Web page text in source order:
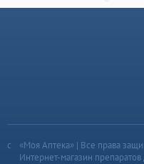
«Моя Аптека» | Все права
Интернет-магазин